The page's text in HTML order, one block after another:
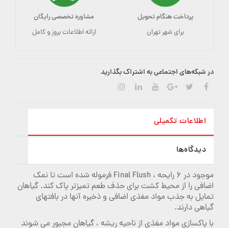
پرداخت هنگام تحویل
برای شهر تهران
مشاوره تخصصی رایگان
ارائه اطلاعات بروز و کامل
در شبکه‌های اجتماعی به اشتراک بگذارید
اطلاعات تکمیلی
دیدگاه‌ها
موجود در 6 رایحه ، Final Flush فرموله شده است تا نمک
اضافی را از محیط کشت برای حذف طعم تمیزتر پاک کند. گیاهان
تمایل به جذب مواد مغذی اضافی و ذخیره آنها در بافتهای
گیاهی دارند.
با پاکسازی مواد مغذی از ناحیه ریشه ، گیاهان مجبور می شوند